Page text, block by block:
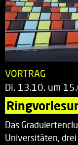
VORTRAG
Di. 13.10. um
Das
Universitäten, drei